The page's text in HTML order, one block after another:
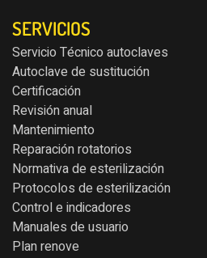
SERVICIOS
Servicio Técnico autoclaves
Autoclave de sustitución
Certificación
Revisión anual
Mantenimiento
Reparación rotatorios
Normativa de esterilización
Protocolos de esterilización
Control e indicadores
Manuales de usuario
Plan renove